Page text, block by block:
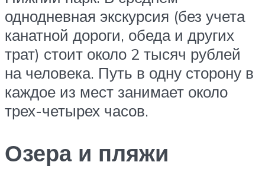
однодневная экскурсия (без учета
канатной дороги, обеда и других
трат) стоит около 2 тысяч рублей
на человека. Путь в одну сторону в
каждое из мест занимает около
трех-четырех часов.
Озера и пляжи